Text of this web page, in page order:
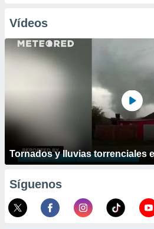
Vídeos
Tornados y lluvias torrenciales
Síguenos